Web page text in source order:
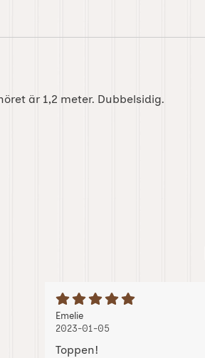
är 1,2 meter. Dubbelsidig.
Betyg: 5 Stjärnor av 5
Recension av:
Emelie, 2023-01-05
, 2023-01-05
2023-01-05
Toppen!